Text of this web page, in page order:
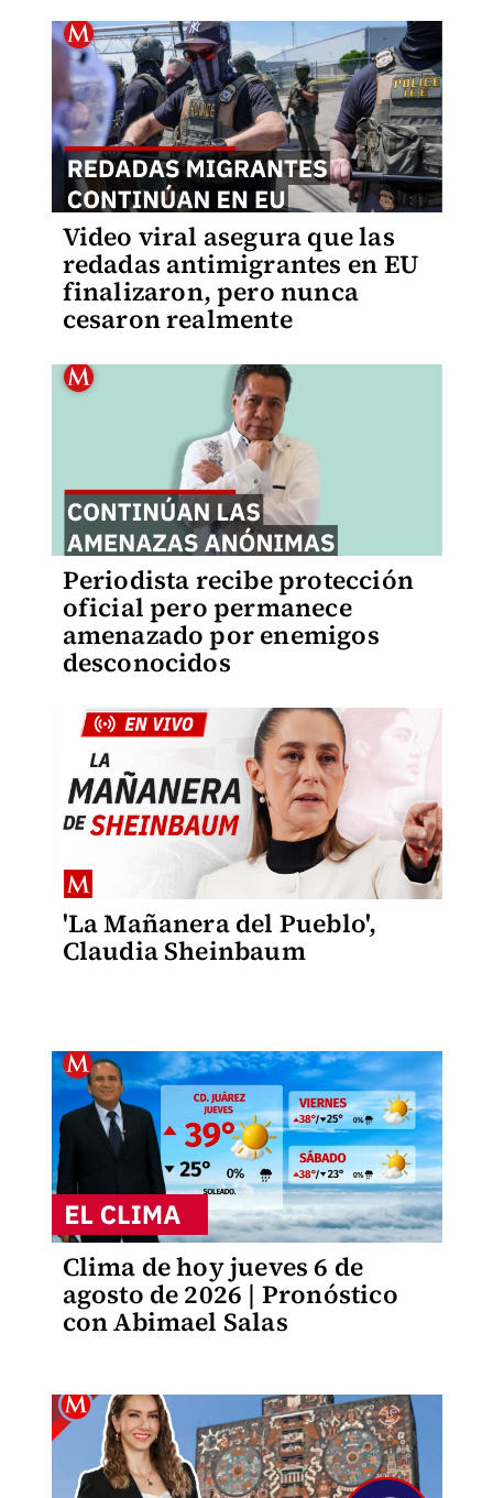
Video viral asegura que las
redadas antimigrantes en EU
finalizaron, pero nunca
cesaron realmente
Periodista recibe protección
oficial pero permanece
amenazado por enemigos
desconocidos
'La Mañanera del Pueblo',
Claudia Sheinbaum
Clima de hoy jueves 6 de
agosto de 2026 | Pronóstico
con Abimael Salas